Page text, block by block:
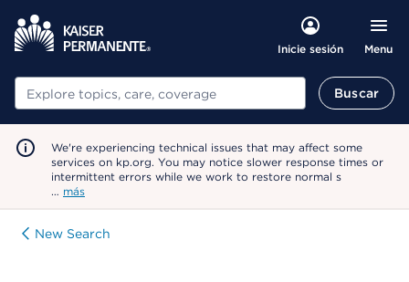
Inicie sesión Menu
Buscar Buscar
We're experiencing technical issues that may affect some
services on kp.org. You may notice slower response times or
intermittent errors while we work to restore normal s
… más
New Search